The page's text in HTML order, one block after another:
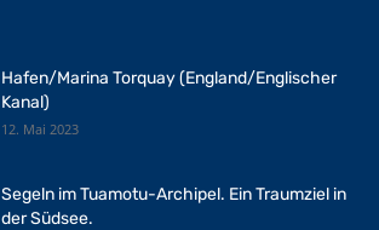
Hafen/Marina Torquay (England/Englischer
Kanal)
12. Mai 2023
Segeln im Tuamotu-Archipel. Ein Traumziel in
der Südsee.